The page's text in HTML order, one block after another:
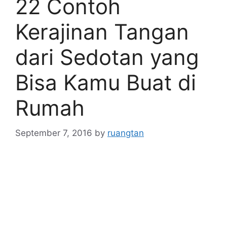
22 Contoh
Kerajinan Tangan
dari Sedotan yang
Bisa Kamu Buat di
Rumah
September 7, 2016 by ruangtan